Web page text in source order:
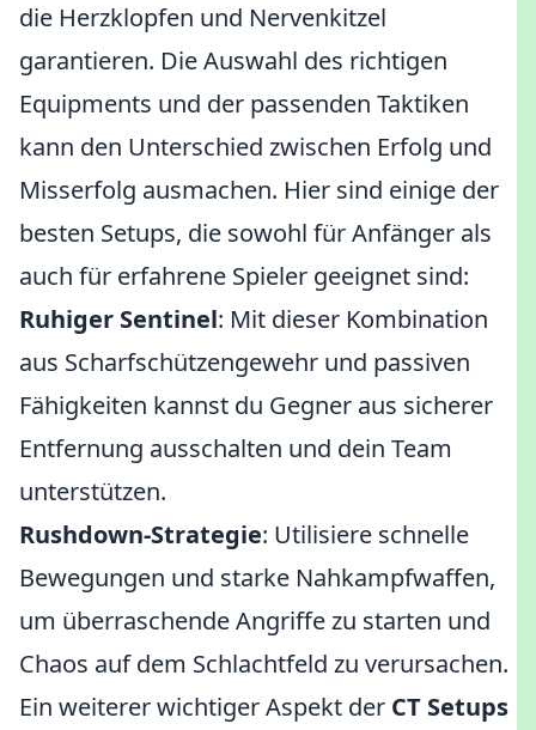
die Herzklopfen und Nervenkitzel
garantieren. Die Auswahl des richtigen
Equipments und der passenden Taktiken
kann den Unterschied zwischen Erfolg und
Misserfolg ausmachen. Hier sind einige der
besten Setups, die sowohl für Anfänger als
auch für erfahrene Spieler geeignet sind:
Ruhiger Sentinel: Mit dieser Kombination
aus Scharfschützengewehr und passiven
Fähigkeiten kannst du Gegner aus sicherer
Entfernung ausschalten und dein Team
unterstützen.
Rushdown-Strategie: Utilisiere schnelle
Bewegungen und starke Nahkampfwaffen,
um überraschende Angriffe zu starten und
Chaos auf dem Schlachtfeld zu verursachen.
Ein weiterer wichtiger Aspekt der CT Setups